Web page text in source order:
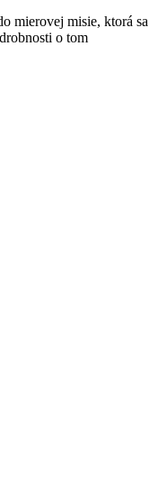
mierovej misie, ktorá sa
o tom